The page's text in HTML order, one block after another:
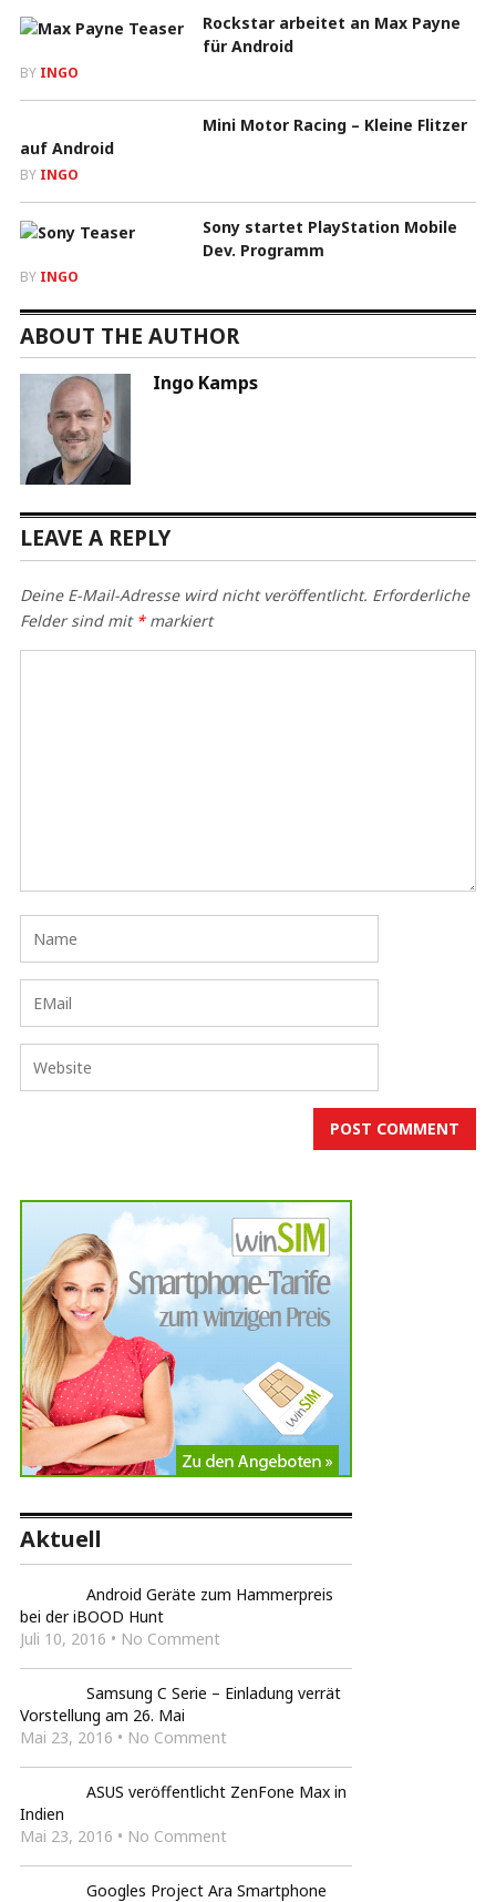
Rockstar arbeitet an Max Payne
für Android
BY INGO
Mini Motor Racing – Kleine Flitzer
auf Android
BY INGO
Sony startet PlayStation Mobile
Dev. Programm
BY INGO
ABOUT THE AUTHOR
Ingo Kamps
LEAVE A REPLY
Deine E-Mail-Adresse wird nicht veröffentlicht. Erforderliche
Felder sind mit *markiert
Aktuell
Android Geräte zum Hammerpreis
bei der iBOOD Hunt
Juli 10, 2016 • No Comment
Samsung C Serie – Einladung verrät
Vorstellung am 26. Mai
Mai 23, 2016 • No Comment
ASUS veröffentlicht ZenFone Max in
Indien
Mai 23, 2016 • No Comment
Googles Project Ara Smartphone